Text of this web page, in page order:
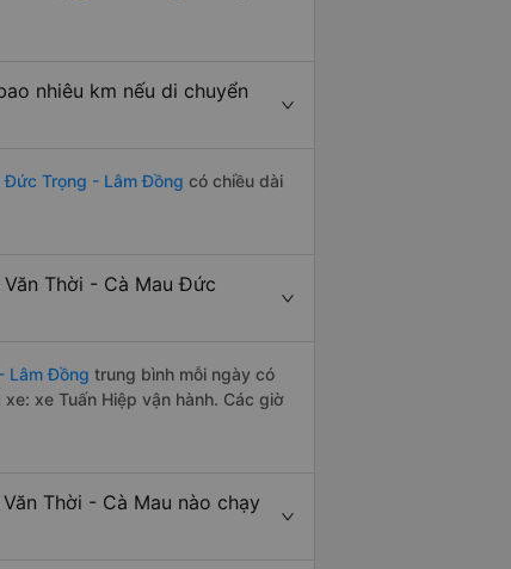
nhiêu km nếu di chuyển
Đức Trọng - Lâm Đồng có chiều dài
Thời - Cà Mau Đức
Lâm Đồng trung bình mỗi ngày có
xe Tuấn Hiệp vận hành. Các giờ
Thời - Cà Mau nào chạy